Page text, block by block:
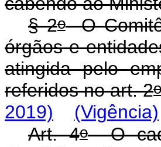
§ 2oO Comitê
órgãos e
atingida pelo
referidos no art. 2
2019)
(Vigência)
Art. 4oO